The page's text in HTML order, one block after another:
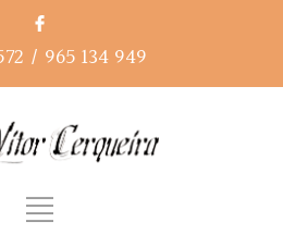
/ 965 134 949